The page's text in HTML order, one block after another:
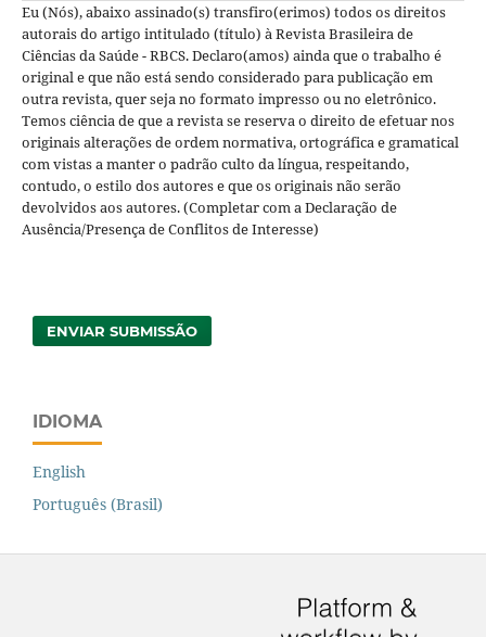
Eu (Nós), abaixo assinado(s) transfiro(erimos) todos os direitos
autorais do artigo intitulado (título) à Revista Brasileira de
Ciências da Saúde - RBCS. Declaro(amos) ainda que o trabalho é
original e que não está sendo considerado para publicação em
outra revista, quer seja no formato impresso ou no eletrônico.
Temos ciência de que a revista se reserva o direito de efetuar nos
originais alterações de ordem normativa, ortográfica e gramatical
com vistas a manter o padrão culto da língua, respeitando,
contudo, o estilo dos autores e que os originais não serão
devolvidos aos autores. (Completar com a Declaração de
Ausência/Presença de Conflitos de Interesse)
ENVIAR SUBMISSÃO
IDIOMA
English
Português (Brasil)